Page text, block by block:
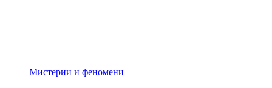
Мистерии и феномени